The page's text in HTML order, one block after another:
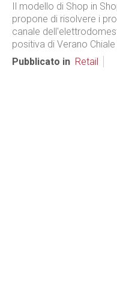
Il modello di Shop in
propone di risolvere i
canale
positiva di Verano
Pubblicato in Retail